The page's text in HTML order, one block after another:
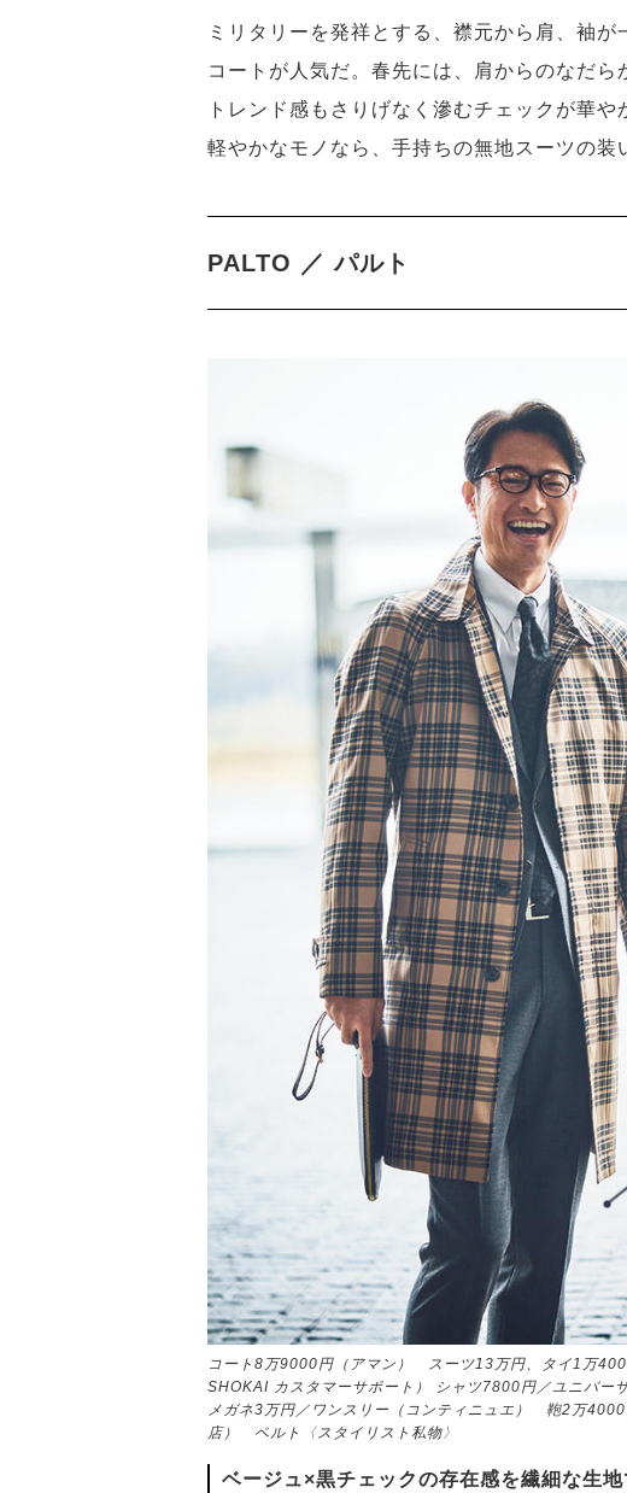
ミリタリーを発祥とする、襟元から肩、袖
コートが人気だ。春先には、肩からのなだ
トレンド感もさりげなく滲むチェックが華
軽やかなモノなら、手持ちの無地スーツの装
PALTO ／ パルト
コート8万9000円（アマン） スーツ13万円、タイ1万
SHOKAI カスタマーサポート） シャツ7800円／ユニバー
メガネ3万円／ワンスリー（コンティニュエ） 鞄2万
店） ベルト〈スタイリスト私物〉
ベージュ×黒チェックの存在感を繊細な生地